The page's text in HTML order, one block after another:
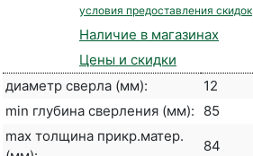
условия предоставления скидок
Наличие в магазинах
Цены и скидки
диаметр сверла (мм):
12
min глубина сверления (мм):
85
max толщина прикр.матер.
84